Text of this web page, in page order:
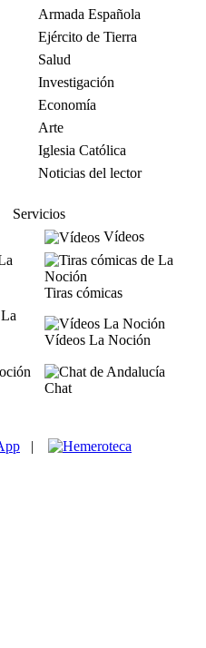
Armada Española
Ejército de Tierra
Salud
Investigación
Economía
Arte
Iglesia Católica
Noticias del lector
Servicios
Vídeos
Tiras cómicas
Vídeos La Noción
Chat
|